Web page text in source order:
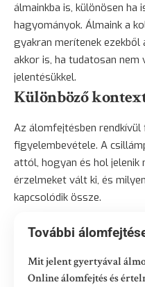
álmainkba is, különösen ha
hagyományok. Álmaink a
gyakran merítenek
akkor is, ha tudatosan
jelentésükkel.
Különböző
Az álomfejtésben
figyelembevétele. A
attól, hogyan és hol jelenik
érzelmeket vált ki, és
kapcsolódik össze.
További
Mit jelent gyertyával
Online álomfejtés és